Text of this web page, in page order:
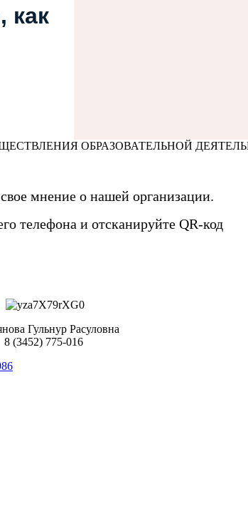
как
ОБРАЗОВАТЕЛЬНОЙ
мнение о нашей организации.
телефона и отсканируйте QR-код
Гульнур Расуловна
8 (3452) 775-016